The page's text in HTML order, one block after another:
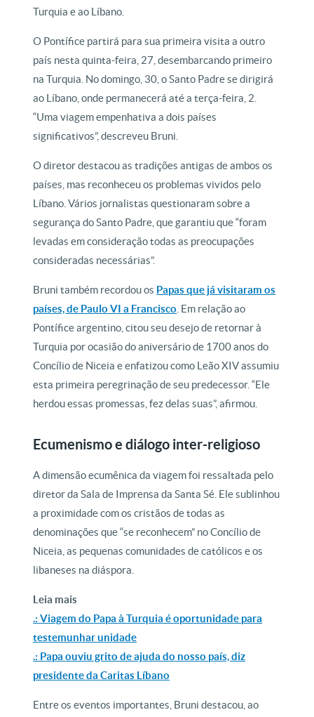
Turquia e ao Líbano.
O Pontífice partirá para sua primeira visita a outro
país nesta quinta-feira, 27, desembarcando primeiro
na Turquia. No domingo, 30, o Santo Padre se dirigirá
ao Líbano, onde permanecerá até a terça-feira, 2.
“Uma viagem empenhativa a dois países
significativos”, descreveu Bruni.
O diretor destacou as tradições antigas de ambos os
países, mas reconheceu os problemas vividos pelo
Líbano. Vários jornalistas questionaram sobre a
segurança do Santo Padre, que garantiu que “foram
levadas em consideração todas as preocupações
consideradas necessárias”.
Bruni também recordou os Papas que já visitaram os
países, de Paulo VI a Francisco . Em relação ao
Pontífice argentino, citou seu desejo de retornar à
Turquia por ocasião do aniversário de 1700 anos do
Concílio de Niceia e enfatizou como Leão XIV assumiu
esta primeira peregrinação de seu predecessor. “Ele
herdou essas promessas, fez delas suas”, afirmou.
Ecumenismo e diálogo inter-religioso
A dimensão ecumênica da viagem foi ressaltada pelo
diretor da Sala de Imprensa da Santa Sé. Ele sublinhou
a proximidade com os cristãos de todas as
denominações que “se reconhecem” no Concílio de
Niceia, as pequenas comunidades de católicos e os
libaneses na diáspora.
Leia mais
.: Viagem do Papa à Turquia é oportunidade para
testemunhar unidade
.: Papa ouviu grito de ajuda do nosso país, diz
presidente da Caritas Líbano
Entre os eventos importantes, Bruni destacou, ao